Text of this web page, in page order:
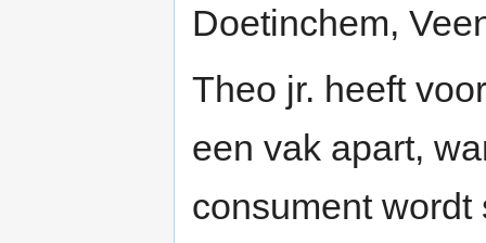
Doetinchem,
Theo jr. heeft
een vak apart,
consument wordt